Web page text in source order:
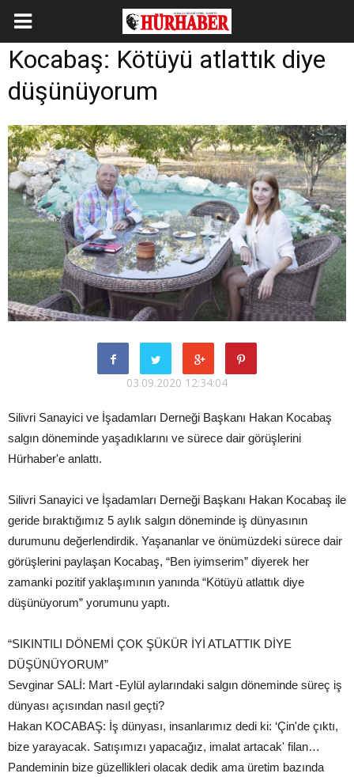
Kocabaş: Kötüyü atlattık diye
düşünüyorum
03.09.2020 12:34:04
Silivri Sanayici ve İşadamları Derneği Başkanı Hakan Kocabaş
salgın döneminde yaşadıklarını ve sürece dair görüşlerini
Hürhaber'e anlattı.
Silivri Sanayici ve İşadamları Derneği Başkanı Hakan Kocabaş ile
geride bıraktığımız 5 aylık salgın döneminde iş dünyasının
durumunu değerlendirdik. Yaşananlar ve önümüzdeki sürece dair
görüşlerini paylaşan Kocabaş, “Ben iyimserim” diyerek her
zamanki pozitif yaklaşımının yanında “Kötüyü atlattık diye
düşünüyorum” yorumunu yaptı.
“SIKINTILI DÖNEMİ ÇOK ŞÜKÜR İYİ ATLATTIK DİYE
DÜŞÜNÜYORUM”
Sevginar SALİ: Mart -Eylül aylarındaki salgın döneminde süreç iş
dünyası açısından nasıl geçti?
Hakan KOCABAŞ: İş dünyası, insanlarımız dedi ki: ‘Çin'de çıktı,
bize yarayacak. Satışımızı yapacağız, imalat artacak' filan…
Pandeminin bize güzellikleri olacak dedik ama üretim bazında